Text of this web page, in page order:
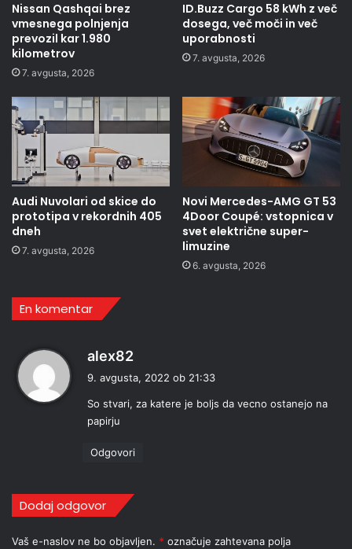
Nissan Qashqai brez
vmesnega polnjenja
prevozil kar 1.980
kilometrov
7. avgusta, 2026
ID.Buzz Cargo 58 kWh z več
dosega, več moči in več
uporabnosti
7. avgusta, 2026
Audi Nuvolari od skice do
prototipa v rekordnih 405
dneh
7. avgusta, 2026
Novi Mercedes-AMG GT 53
4Door Coupé: vstopnica v
svet električne super-
limuzine
6. avgusta, 2026
En komentar
alex82
v
9. avgusta, 2022 ob 21:33
So stvari, za katere je boljs da vecno ostanejo na
papirju
Odgovori
Dodaj odgovor
Vaš e-naslov ne bo objavljen. * označuje zahtevana polja